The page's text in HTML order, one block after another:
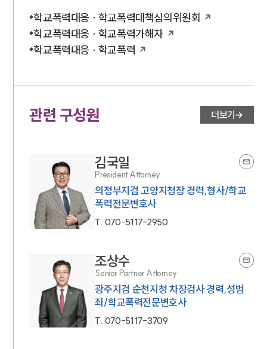
학교폭력대응 · 학교폭력대책심의위원회
학교폭력대응 · 학교폭력가해자
학교폭력대응 · 학교폭력
관련 구성원 더보기
김국일
President Attorney
의정부지검 고양지청장 경력,형사/학교
폭력전문변호사
T. 070-5117-2950
조상수
Senior Partner Attorney
광주지검 순천지청 차장검사 경력,성범
죄/학교폭력전문변호사
T. 070-5117-3709